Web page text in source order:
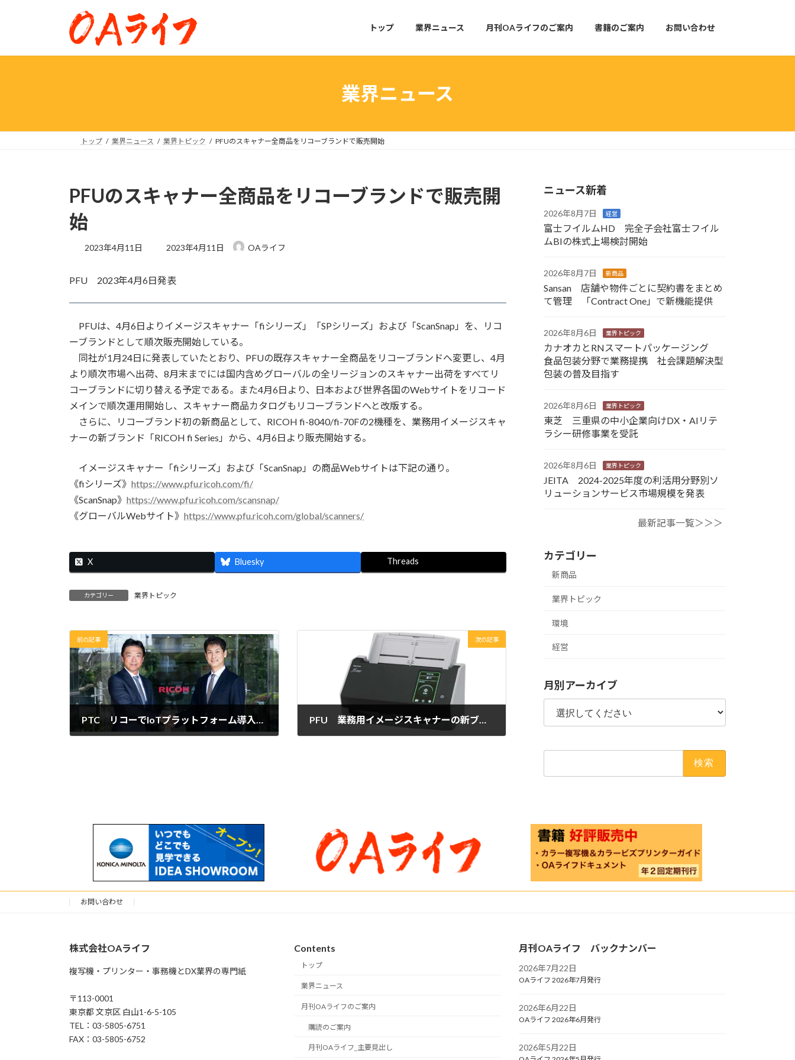
プ
動
トップ 業界ニュース 月刊OAライフのご案内 書籍のご案内 お問い合わせ
業界ニュース
トップ 業界ニュース 業界トピック PFUのスキャナー全商品をリコーブランドで販売開始
PFUのスキャナー全商品をリコーブランドで販売開
始
2023年4月11日
最
新
時
2023年4月11日 OAライフ
PFU 2023年4月6日発表
PFUは、4月6日よりイメージスキャナー「fiシリーズ」「SPシリーズ」および「ScanSnap」を、リコ
ーブランドとして順次販売開始している。
同社が1月24日に発表していたとおり、PFUの既存スキャナー全商品をリコーブランドへ変更し、4月
より順次市場へ出荷、8月末までには国内含めグローバルの全リージョンのスキャナー出荷をすべてリ
コーブランドに切り替える予定である。また4月6日より、日本および世界各国のWebサイトをリコード
メインで順次運用開始し、スキャナー商品カタログもリコーブランドへと改版する。
さらに、リコーブランド初の新商品として、RICOH fi-8040/fi-70Fの2機種を、業務用イメージスキャ
ナーの新ブランド「RICOH fi Series」から、4月6日より販売開始する。
イメージスキャナー「fiシリーズ」および「ScanSnap」の商品Webサイトは下記の通り。
《fiシリーズ》 https://www.pfu.ricoh.com/fi/
《ScanSnap》 https://www.pfu.ricoh.com/scansnap/
《グローバルWebサイト》 https://www.pfu.ricoh.com/global/scanners/
X Bluesky Threads
カテゴリー 業界トピック
前の記事
PTC リコーでIoTプラットフォーム導入を支援 グローバルな業務改革実現へ
次の記事
PFU 業務用イメージスキャナーの新ブランド「RICOH fi Series」2機種を発売
ニュース新着
2026年8月7日 経営
富士フイルムHD 完全子会社富士フイル
ムBIの株式上場検討開始
2026年8月7日 新商品
Sansan 店舗や物件ごとに契約書をまとめ
て管理 「Contract One」で新機能提供
2026年8月6日 業界トピック
カナオカとRNスマートパッケージング
食品包装分野で業務提携 社会課題解決型
包装の普及目指す
2026年8月6日 業界トピック
東芝 三重県の中小企業向けDX・AIリテ
ラシー研修事業を受託
2026年8月6日 業界トピック
JEITA 2024-2025年度の利活用分野別ソ
リューションサービス市場規模を発表
最新記事一覧＞＞＞
カテゴリー
新商品
業界トピック
環境
経営
月別アーカイブ
お問い合わせ
株式会社OAライフ
複写機・プリンター・事務機とDX業界の専門紙
〒113-0001
東京都 文京区 白山1-6-5-105
TEL：03-5805-6751
FAX：03-5805-6752
Contents
トップ
業界ニュース
月刊OAライフのご案内
購読のご案内
月刊OAライフ_主要見出し
月刊OAライフ バックナンバー
2026年7月22日
OAライフ 2026年7月発行
2026年6月22日
OAライフ 2026年6月発行
2026年5月22日